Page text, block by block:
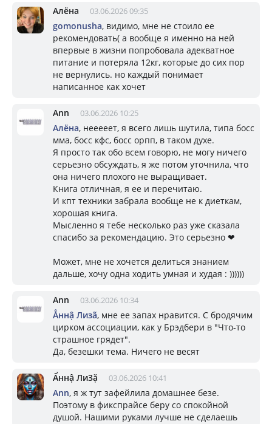
Алёна 03.06.2026 09:35
gomonusha, видимо, мне не стоило ее
рекомендовать( а вообще я именно на ней
впервые в жизни попробовала адекватное
питание и потеряла 12кг, которые до сих пор
не вернулись. но каждый понимает
написанное как хочет
Ann 03.06.2026 10:25
Алёна, нееееет, я всего лишь шутила, типа босс
мма, босс кфс, босс орпп, в таком духе.
Я просто так обо всем говорю, не могу ничего
серьезно обсуждать, я же потом уточнила, что
она ничего плохого не выращивает.
Книга отличная, я ее и перечитаю.
И кпт техники забрала вообще не к диеткам,
хорошая книга.
Мысленно я тебе несколько раз уже сказала
спасибо за рекомендацию. Это серьезно ❤
Может, мне не хочется делиться знанием
дальше, хочу одна ходить умная и худая : ))))))
Ann 03.06.2026 10:34
Ẳннậ Лизã, мне ее запах нравится. С бродячим
цирком ассоциации, как у Брэдбери в "Что-то
страшное грядет".
Да, безешки тема. Ничего не весят
Ẩннậ Ли3ặ 03.06.2026 10:41
Ann, я ж тут зафейлила домашнее безе.
Поэтому в фикспрайсе беру со спокойной
душой. Нашими руками лучше не сделаешь